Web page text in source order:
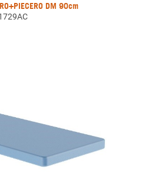
DM 90cm